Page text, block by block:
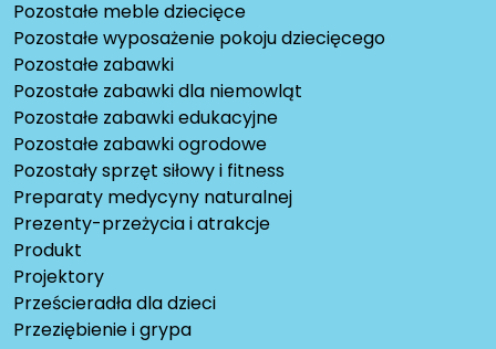
Pozostałe meble dziecięce
Pozostałe wyposażenie pokoju dziecięcego
Pozostałe zabawki
Pozostałe zabawki dla niemowląt
Pozostałe zabawki edukacyjne
Pozostałe zabawki ogrodowe
Pozostały sprzęt siłowy i fitness
Preparaty medycyny naturalnej
Prezenty-przeżycia i atrakcje
Produkt
Projektory
Prześcieradła dla dzieci
Przeziębienie i grypa